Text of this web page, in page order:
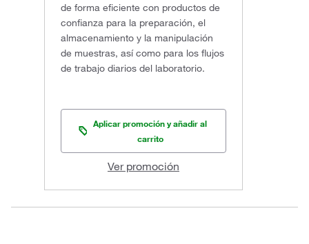
de forma eficiente con productos de
confianza para la preparación, el
almacenamiento y la manipulación
de muestras, así como para los flujos
de trabajo diarios del laboratorio.
Aplicar promoción y añadir al
carrito
Ver promoción